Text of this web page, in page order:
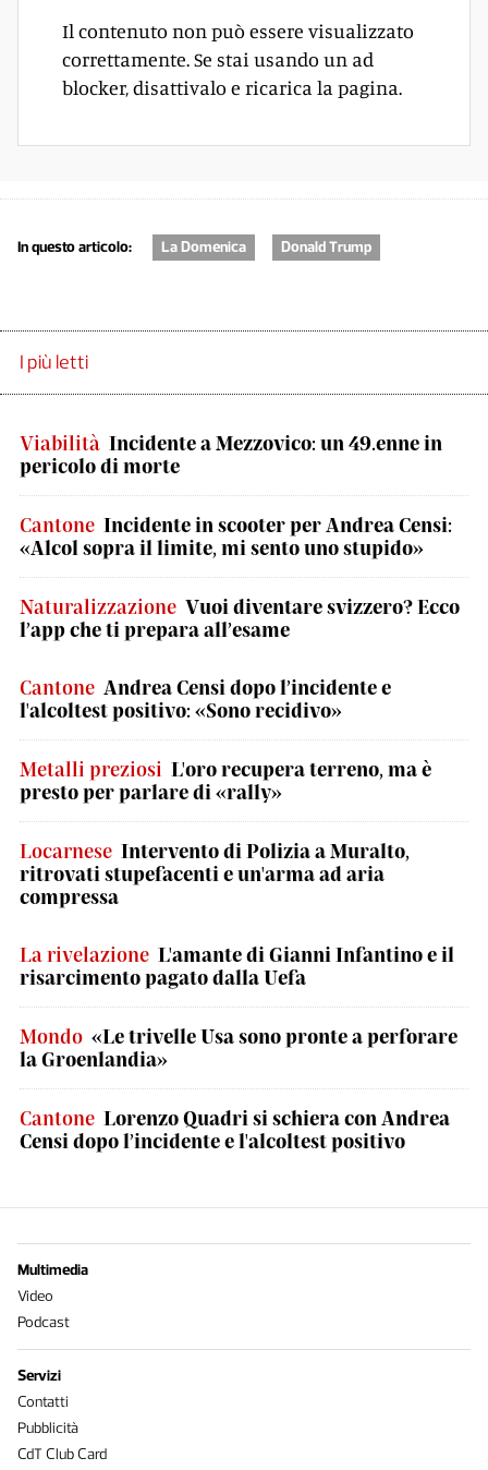
Il contenuto non può essere visualizzato
correttamente. Se stai usando un ad
blocker, disattivalo e ricarica la pagina.
In questo articolo: La Domenica Donald Trump
I più letti
Viabilità Incidente a Mezzovico: un 49.enne in
pericolo di morte
Cantone Incidente in scooter per Andrea Censi:
«Alcol sopra il limite, mi sento uno stupido»
Naturalizzazione Vuoi diventare svizzero? Ecco
l’app che ti prepara all’esame
Cantone Andrea Censi dopo l’incidente e
l'alcoltest positivo: «Sono recidivo»
Metalli preziosi L'oro recupera terreno, ma è
presto per parlare di «rally»
Locarnese Intervento di Polizia a Muralto,
ritrovati stupefacenti e un'arma ad aria
compressa
La rivelazione L'amante di Gianni Infantino e il
risarcimento pagato dalla Uefa
Mondo «Le trivelle Usa sono pronte a perforare
la Groenlandia»
Cantone Lorenzo Quadri si schiera con Andrea
Censi dopo l’incidente e l'alcoltest positivo
Multimedia
Video
Podcast
Servizi
Contatti
Pubblicità
CdT Club Card